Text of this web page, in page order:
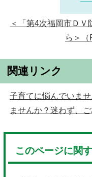
＜「第4次福岡市ＤＶ
ら＞（
関連リンク
子育てに悩んでいま
ませんか？迷わず、
このページに関